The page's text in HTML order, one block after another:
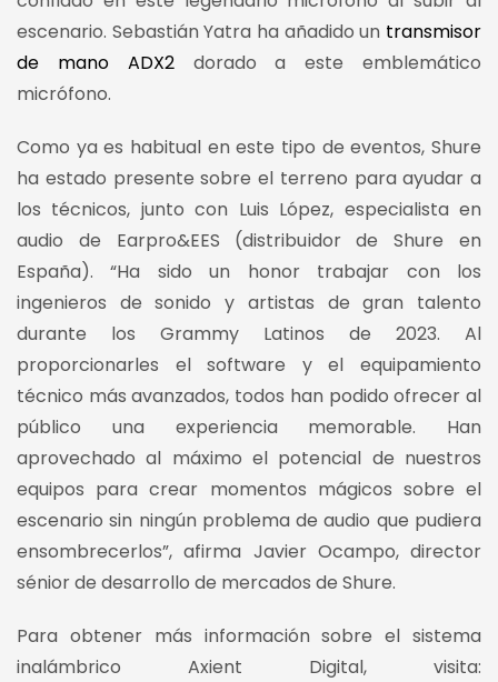
escenario. Sebastián Yatra ha añadido un transmisor
de mano ADX2dorado a este emblemático
micrófono.
Como ya es habitual en este tipo de eventos, Shure
ha estado presente sobre el terreno para ayudar a
los técnicos, junto con Luis López, especialista en
audio de Earpro&EES (distribuidor de Shure en
España). “Ha sido un honor trabajar con los
ingenieros de sonido y artistas de gran talento
durante los Grammy Latinos de 2023. Al
proporcionarles el software y el equipamiento
técnico más avanzados, todos han podido ofrecer al
público una experiencia memorable. Han
aprovechado al máximo el potencial de nuestros
equipos para crear momentos mágicos sobre el
escenario sin ningún problema de audio que pudiera
ensombrecerlos”, afirma Javier Ocampo, director
sénior de desarrollo de mercados de Shure.
Para obtener más información sobre el sistema
inalámbrico Axient Digital, visita: